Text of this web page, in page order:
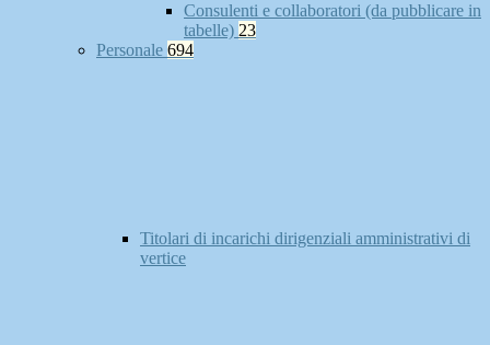
Consulenti e collaboratori (da pubblicare in
tabelle) 23
Personale 694
Titolari di incarichi dirigenziali amministrativi di
vertice